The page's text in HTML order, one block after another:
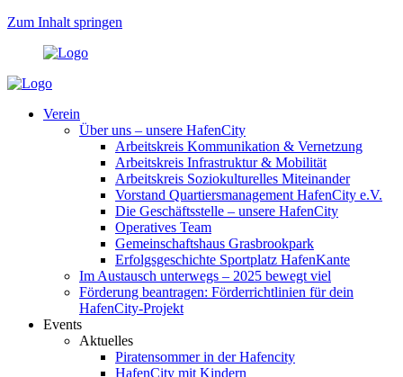
Zum Inhalt springen
Verein
Über uns – unsere HafenCity
Arbeitskreis Kommunikation & Vernetzung
Arbeitskreis Infrastruktur & Mobilität
Arbeitskreis Soziokulturelles Miteinander
Vorstand Quartiersmanagement HafenCity e.V.
Die Geschäftsstelle – unsere HafenCity
Operatives Team
Gemeinschaftshaus Grasbrookpark
Erfolgsgeschichte Sportplatz HafenKante
Im Austausch unterwegs – 2025 bewegt viel
Förderung beantragen: Förderrichtlinien für dein
HafenCity-Projekt
Events
Aktuelles
Piratensommer in der Hafencity
HafenCity mit Kindern